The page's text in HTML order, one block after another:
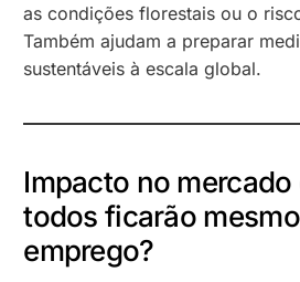
as condições florestais ou o
Também ajudam a preparar
sustentáveis à escala global.
Impacto no
todos ficarão
emprego?